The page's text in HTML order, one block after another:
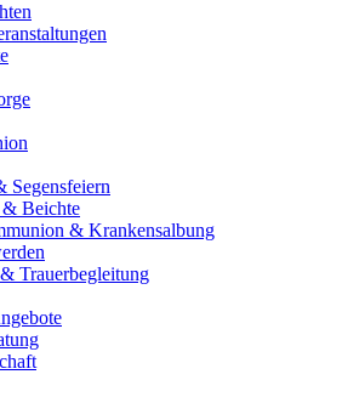
Segensfeiern
& Beichte
& Krankensalbung
Trauerbegleitung